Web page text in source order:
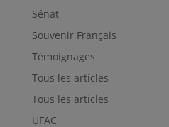
Sénat
Souvenir Français
Témoignages
Tous les articles
Tous les articles
UFAC